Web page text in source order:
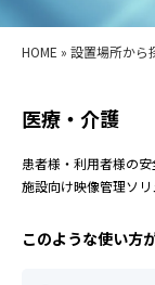
HOME » 設置場所から
医療・介護
患者様・利用者様の
施設向け映像管理ソリ
このような使い方